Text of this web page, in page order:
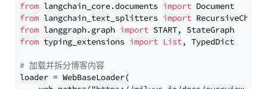
from langchain_core.documents import
from langchain_text_splitters import
from langgraph.graph import
from typing_extensions import List, TypedDict
# 加载并拆分博客内容
loader = WebBaseLoader(